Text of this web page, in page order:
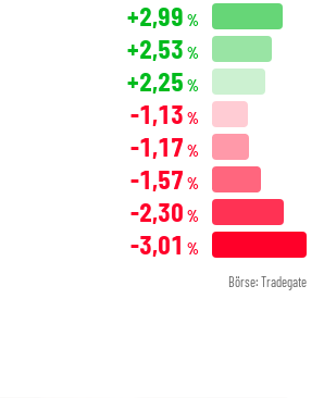
+2,99 %
+2,53 %
+2,25 %
-1,13 %
-1,17 %
-1,57 %
-2,30 %
-3,01 %
Börse: Tradegate